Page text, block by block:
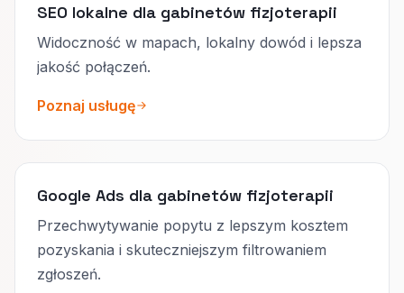
SEO lokalne dla gabinetów fizjoterapii
Widoczność w mapach, lokalny dowód i lepsza
jakość połączeń.
Poznaj usługę
Google Ads dla gabinetów fizjoterapii
Przechwytywanie popytu z lepszym kosztem
pozyskania i skuteczniejszym filtrowaniem
zgłoszeń.